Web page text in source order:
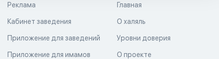
Главная
О халяль
Уровни доверия
Реклама
Кабинет заведения
Приложение для заведений
Приложение для имамов О проекте